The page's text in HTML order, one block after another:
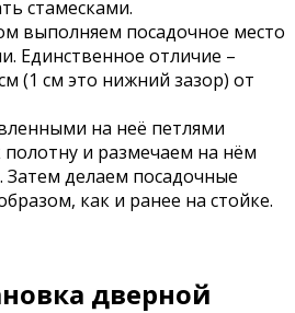
стамесками.
выполняем посадочное место
Единственное отличие –
(1 см это нижний зазор) от
на неё петлями
и размечаем на нём
Затем делаем посадочные
как и ранее на стойке.
дверной